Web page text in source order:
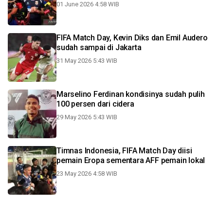
01 June 2026 4:58 WIB
FIFA Match Day, Kevin Diks dan Emil Audero
sudah sampai di Jakarta
31 May 2026 5:43 WIB
Marselino Ferdinan kondisinya sudah pulih
100 persen dari cidera
29 May 2026 5:43 WIB
Timnas Indonesia, FIFA Match Day diisi
pemain Eropa sementara AFF pemain lokal
23 May 2026 4:58 WIB